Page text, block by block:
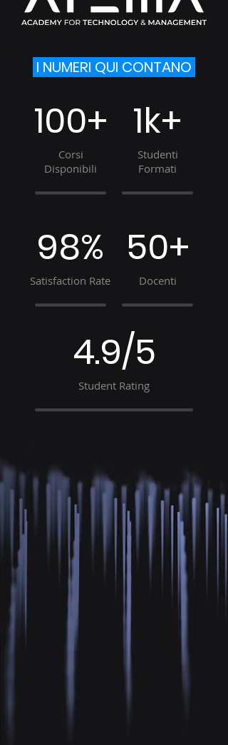
I NUMERI QUI CONTANO
100+
Corsi
Disponibili
1k+
Studenti
Formati
98%
Satisfaction Rate
50+
Docenti
4.9/5
Student Rating